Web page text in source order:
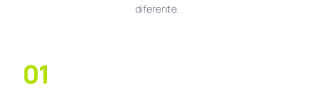
diferente.
01